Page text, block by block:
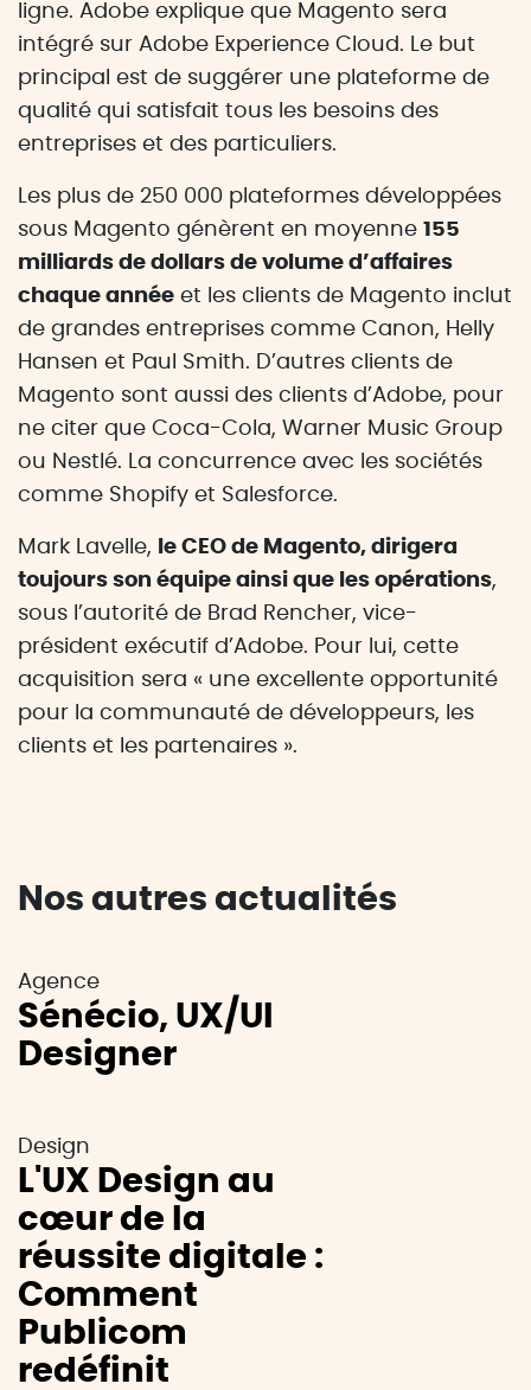
ligne. Adobe explique que Magento sera
intégré sur Adobe Experience Cloud. Le but
principal est de suggérer une plateforme de
qualité qui satisfait tous les besoins des
entreprises et des particuliers.
Les plus de 250 000 plateformes développées
sous Magento génèrent en moyenne 155
milliards de dollars de volume d’affaires
chaque année et les clients de Magento inclut
de grandes entreprises comme Canon, Helly
Hansen et Paul Smith. D’autres clients de
Magento sont aussi des clients d’Adobe, pour
ne citer que Coca-Cola, Warner Music Group
ou Nestlé. La concurrence avec les sociétés
comme Shopify et Salesforce.
Mark Lavelle,
le CEO de Magento, dirigera
toujours son équipe ainsi que les opérations,
sous l’autorité de Brad Rencher, vice-
président exécutif d’Adobe. Pour lui, cette
acquisition sera « une excellente opportunité
pour la communauté de développeurs, les
clients et les partenaires ».
Nos autres actualités
Agence
Sénécio, UX/UI
Designer
Design
L'UX Design au
cœur de la
réussite digitale :
Comment
Publicom
redéfinit